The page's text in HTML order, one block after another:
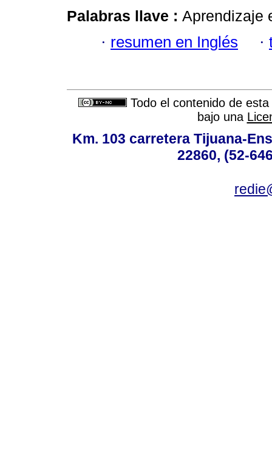
Palabras llave : Aprendizaje
· resumen en Inglés ·
Todo el contenido de
bajo una
Km. 103 carretera Tijuana-
22860, (52-